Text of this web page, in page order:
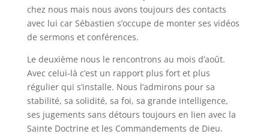
chez nous mais nous avons toujours des contacts
avec lui car Sébastien s’occupe de monter ses vidéos
de sermons et conférences.
Le deuxième nous le rencontrons au mois d’août.
Avec celui-là c’est un rapport plus fort et plus
régulier qui s’installe. Nous l’admirons pour sa
stabilité, sa solidité, sa foi, sa grande intelligence,
ses jugements sans détours toujours en lien avec la
Sainte Doctrine et les Commandements de Dieu.